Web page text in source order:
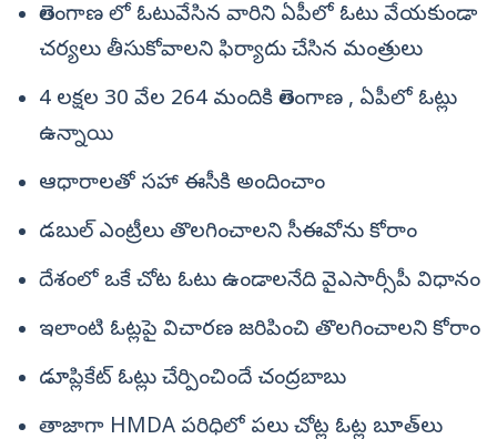
తెలంగాణ లో ఓటువేసిన వారిని ఏపీలో ఓటు వేయకుండా
చర్యలు తీసుకోవాలని ఫిర్యాదు చేసిన మంత్రులు
4 లక్షల 30 వేల 264 మందికి తెలంగాణ , ఏపీలో ఓట్లు
ఉన్నాయి
ఆధారాలతో సహా ఈసీకి అందించాం
డబుల్ ఎంట్రీలు తొలగించాలని సీఈవోను కోరాం
దేశంలో ఒకే చోట ఓటు ఉండాలనేది వైఎసార్సీపీ విధానం
ఇలాంటి ఓట్లపై విచారణ జరిపించి తొలగించాలని కోరాం
డూప్లికేట్‌ ఓట్లు చేర్పించిందే చంద్రబాబు
తాజాగా HMDA పరిధిలో పలు చోట్ల ఓట్ల బూత్‌లు